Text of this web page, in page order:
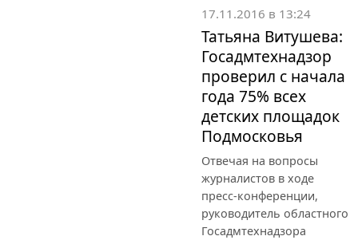
17.11.2016 в 13:24
Татьяна Витушева:
Госадмтехнадзор
проверил с начала
года 75% всех
детских площадок
Подмосковья
Отвечая на вопросы
журналистов в ходе
пресс-конференции,
руководитель областного
Госадмтехнадзора